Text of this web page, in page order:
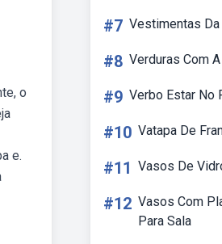
o
e.
#7 Vestimentas
#8 Verduras Com
#9 Verbo Estar No
#10 Vatapa De
#11 Vasos De
#12 Vasos Com
Para Sala